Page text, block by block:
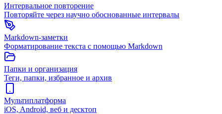
Интервальное повторение
Повторяйте через научно обоснованные интервалы
Markdown-заметки
Форматирование текста с помощью Markdown
Папки и организация
Теги, папки, избранное и архив
Мультиплатформа
iOS, Android, веб и десктоп